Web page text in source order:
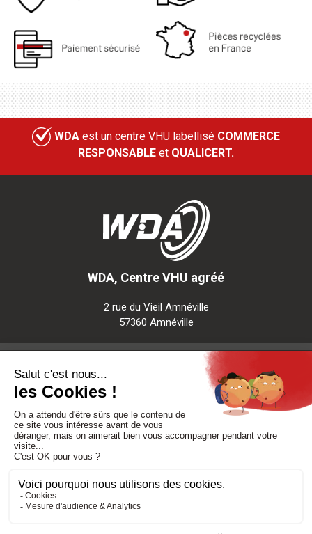
WDA est un centre VHU labellisé COMMERCE
RESPONSABLE et QUALICERT.
WDA, Centre VHU agréé
2 rue du Vieil Amnéville
57360 Amnéville
Besoin d'aide